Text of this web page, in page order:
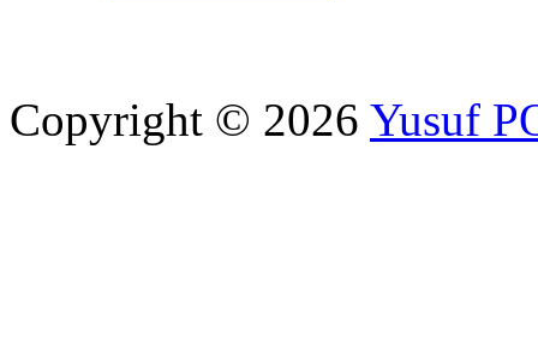
Copyright © 2026 Yusuf